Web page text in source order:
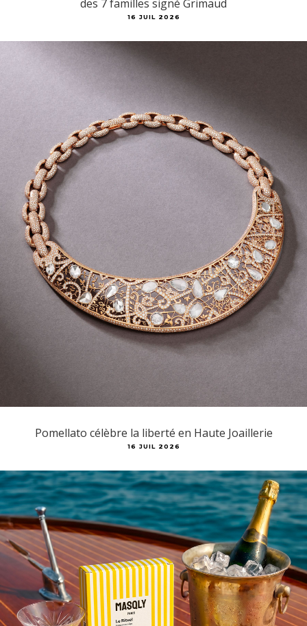
des 7 familles signé Grimaud
16 JUIL 2026
Pomellato célèbre la liberté en Haute Joaillerie
16 JUIL 2026